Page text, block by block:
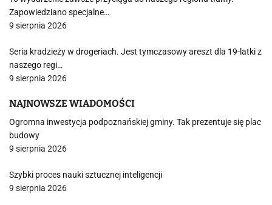
Zapowiedziano specjalne…
9 sierpnia 2026
Seria kradzieży w drogeriach. Jest tymczasowy areszt dla 19-latki z
naszego regi…
9 sierpnia 2026
NAJNOWSZE WIADOMOŚCI
Ogromna inwestycja podpoznańskiej gminy. Tak prezentuje się plac
budowy
9 sierpnia 2026
Szybki proces nauki sztucznej inteligencji
9 sierpnia 2026